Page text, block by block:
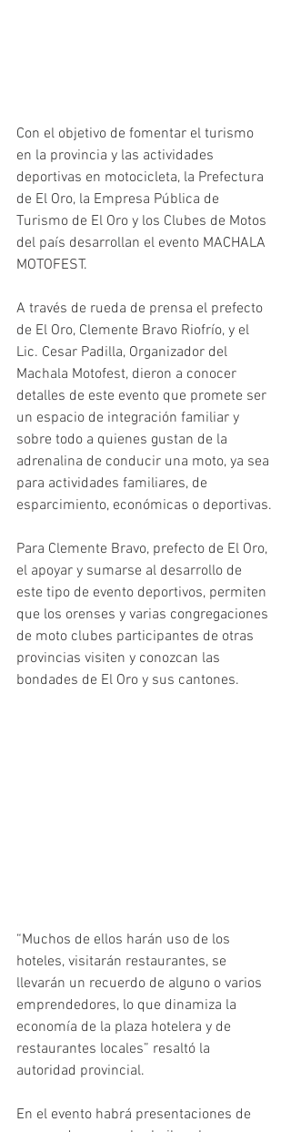
Con el objetivo de fomentar el turismo
en la provincia y las actividades
deportivas en motocicleta, la Prefectura
de El Oro, la Empresa Pública de
Turismo de El Oro y los Clubes de Motos
del país desarrollan el evento MACHALA
MOTOFEST.
A través de rueda de prensa el prefecto
de El Oro, Clemente Bravo Riofrío, y el
Lic. Cesar Padilla, Organizador del
Machala Motofest, dieron a conocer
detalles de este evento que promete ser
un espacio de integración familiar y
sobre todo a quienes gustan de la
adrenalina de conducir una moto, ya sea
para actividades familiares, de
esparcimiento, económicas o deportivas.
Para Clemente Bravo, prefecto de El Oro,
el apoyar y sumarse al desarrollo de
este tipo de evento deportivos, permiten
que los orenses y varias congregaciones
de moto clubes participantes de otras
provincias visiten y conozcan las
bondades de El Oro y sus cantones.
“Muchos de ellos harán uso de los
hoteles, visitarán restaurantes, se
llevarán un recuerdo de alguno o varios
emprendedores, lo que dinamiza la
economía de la plaza hotelera y de
restaurantes locales” resaltó la
autoridad provincial.
En el evento habrá presentaciones de